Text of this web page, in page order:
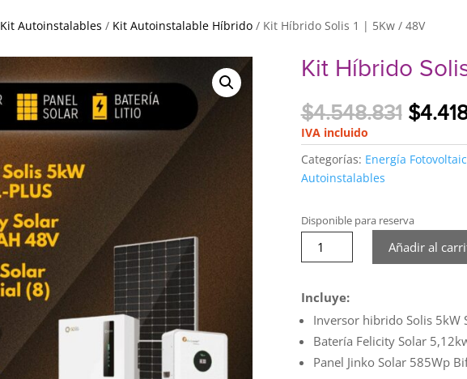
Kit Autoinstalables / Kit Autoinstalable Híbrido / Kit Híbrido Solis 1 | 5Kw / 48V
Kit Híbrido
$4.548.831 El
era:
$
IVA incluido
Categorías: Energía
Autoinstalables
Disponible para reserva
Híbrido
1
5Kw
48V
Añadir al
Incluye:
Inversor hibrido Solis 5kW
Batería Felicity Solar
Panel Jinko Solar 585Wp